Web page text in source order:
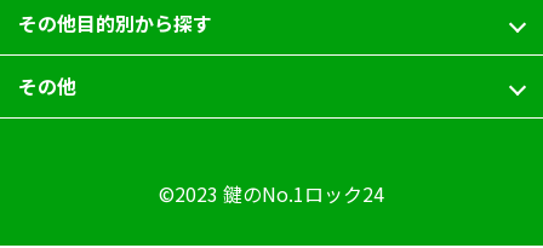
その他目的別から探す
その他
©2023 鍵のNo.1ロック24